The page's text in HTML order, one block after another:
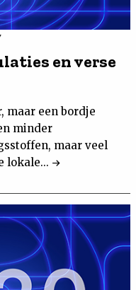
en verse
maar een bordje
minder
maar veel
lokale...